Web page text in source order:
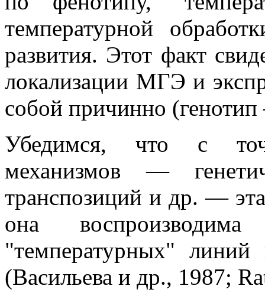
температурной
развития. Этот факт
локализации МГЭ и
собой причинно
Убедимся, что с
механизмов —
транспозиций и др. —
она
"температурных"
(Васильева и др., 1987;